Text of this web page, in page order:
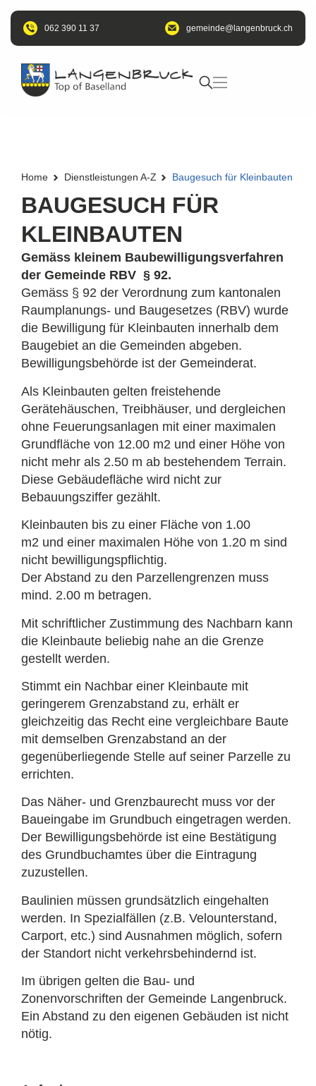
062 390 11 37 hc.kcurbnegnal
@edniemeg
Home Dienstleistungen A-Z Baugesuch für Kleinbauten
BAUGESUCH FÜR
KLEINBAUTEN
Gemäss kleinem Baubewilligungsverfahren
der Gemeinde RBV § 92.
Gemäss § 92 der Verordnung zum kantonalen
Raumplanungs- und Baugesetzes (RBV) wurde
die Bewilligung für Kleinbauten innerhalb dem
Baugebiet an die Gemeinden abgeben.
Bewilligungsbehörde ist der Gemeinderat.
Als Kleinbauten gelten freistehende
Gerätehäuschen, Treibhäuser, und dergleichen
ohne Feuerungsanlagen mit einer maximalen
Grundfläche von 12.00 m2 und einer Höhe von
nicht mehr als 2.50 m ab bestehendem Terrain.
Diese Gebäudefläche wird nicht zur
Bebauungsziffer gezählt.
Kleinbauten bis zu einer Fläche von 1.00
m2 und einer maximalen Höhe von 1.20 m sind
nicht bewilligungspflichtig.
Der Abstand zu den Parzellengrenzen muss
mind. 2.00 m betragen.
Mit schriftlicher Zustimmung des Nachbarn kann
die Kleinbaute beliebig nahe an die Grenze
gestellt werden.
Stimmt ein Nachbar einer Kleinbaute mit
geringerem Grenzabstand zu, erhält er
gleichzeitig das Recht eine vergleichbare Baute
mit demselben Grenzabstand an der
gegenüberliegende Stelle auf seiner Parzelle zu
errichten.
Das Näher- und Grenzbaurecht muss vor der
Baueingabe im Grundbuch eingetragen werden.
Der Bewilligungsbehörde ist eine Bestätigung
des Grundbuchamtes über die Eintragung
zuzustellen.
Baulinien müssen grundsätzlich eingehalten
werden. In Spezialfällen (z.B. Velounterstand,
Carport, etc.) sind Ausnahmen möglich, sofern
der Standort nicht verkehrsbehindernd ist.
Im übrigen gelten die Bau- und
Zonenvorschriften der Gemeinde Langenbruck.
Ein Abstand zu den eigenen Gebäuden ist nicht
nötig.